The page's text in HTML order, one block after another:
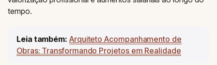
tempo.
Leia também: Arquiteto Acompanhamento de
Obras: Transformando Projetos em Realidade